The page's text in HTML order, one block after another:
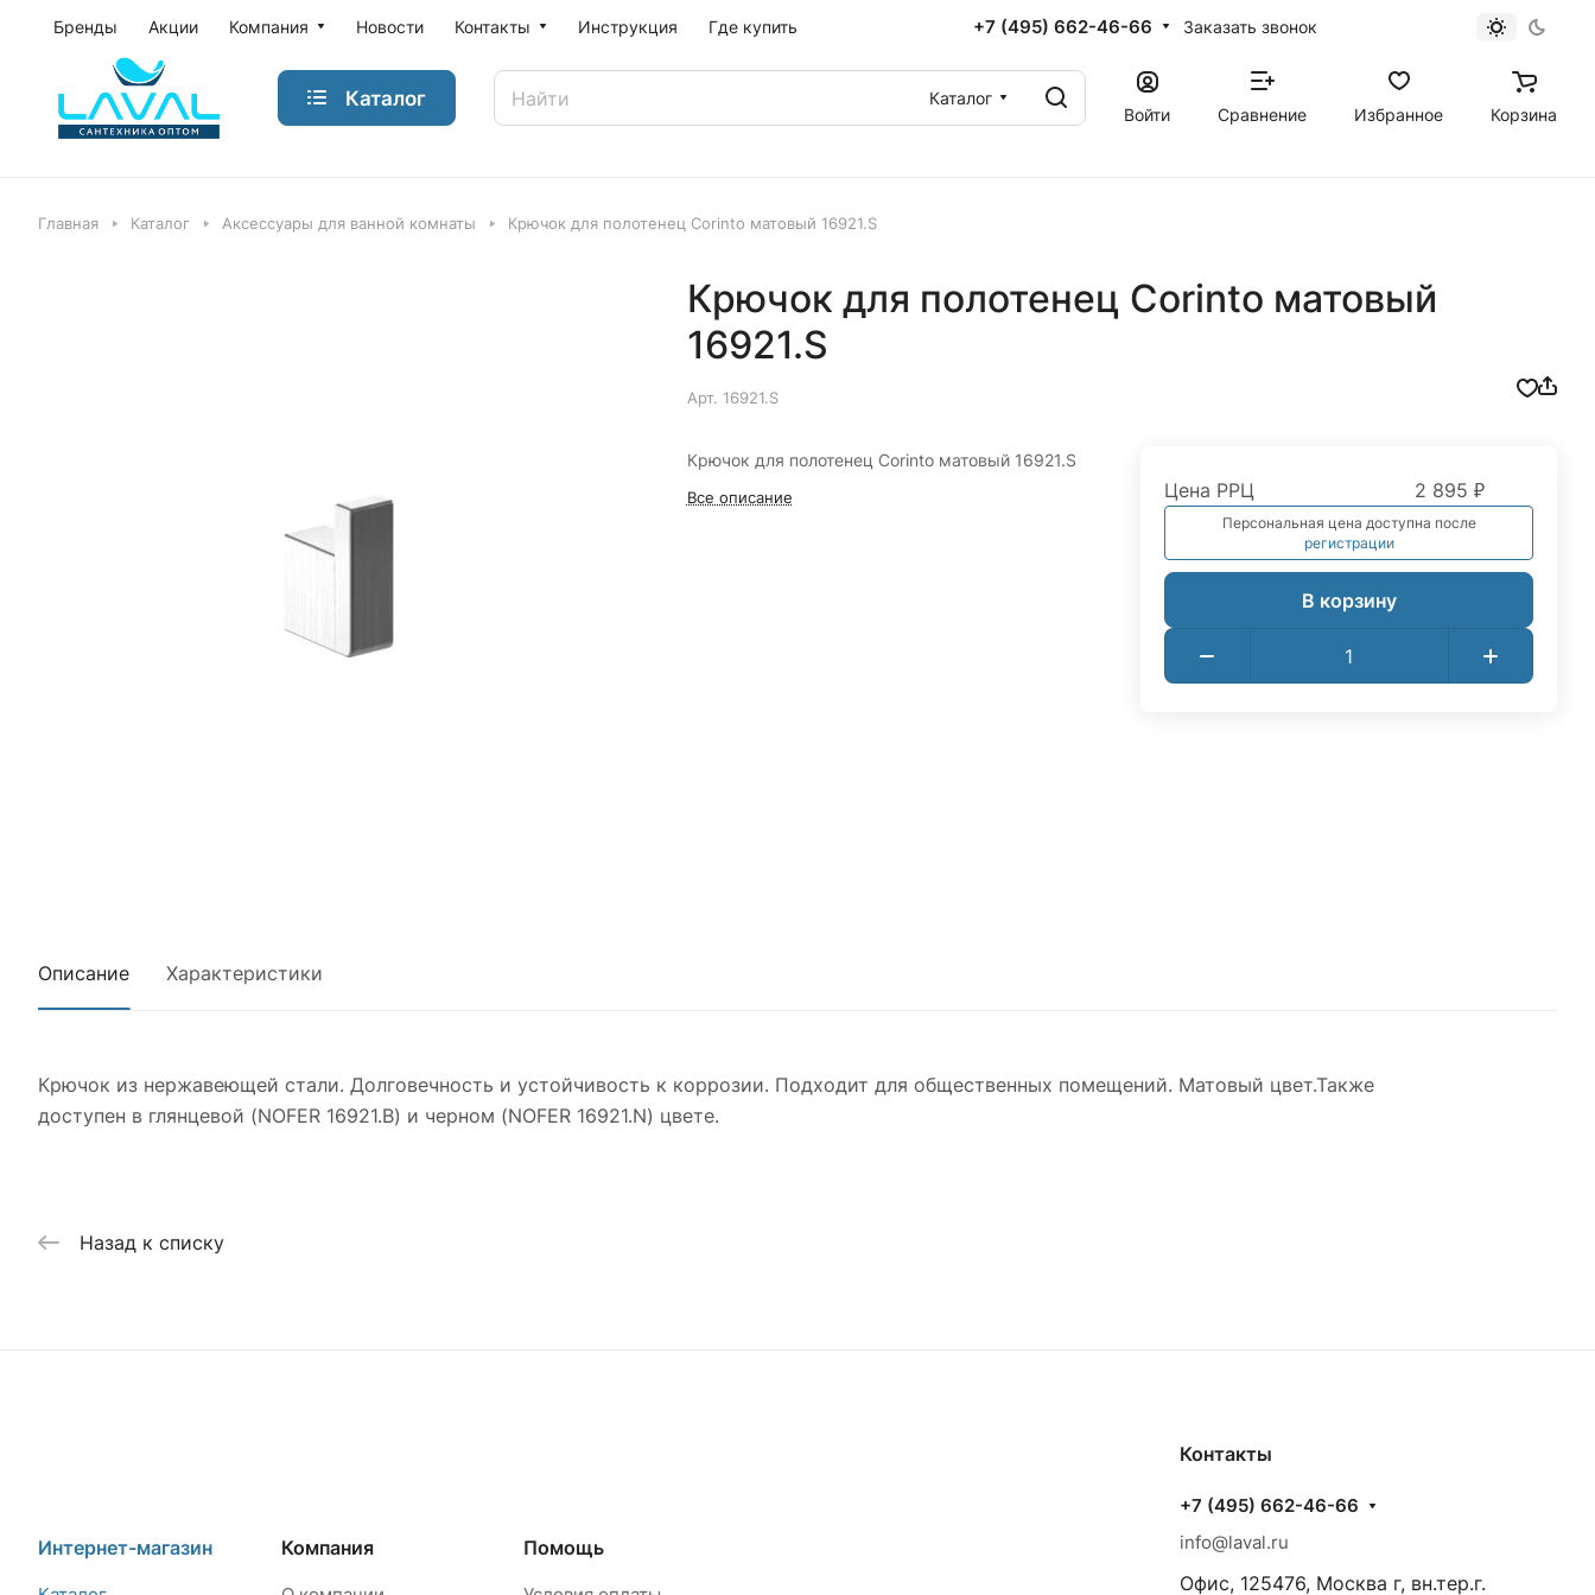
Бренды Акции Компания Новости Контакты Инструкция Где купить +7 (495) 662-46-66 Заказать звонок
Каталог
Каталог
Войти
Сравнение Избранное Корзина
Главная Каталог Аксессуары для ванной комнаты Крючок для полотенец Corinto матовый 16921.S
Крючок для полотенец Corinto матовый
16921.S
Арт. 16921.S
Крючок для полотенец Corinto матовый 16921.S
Все описание Цена РРЦ 2 895 ₽
Персональная цена доступна после
регистрации
В корзину
Описание Характеристики
Крючок из нержавеющей стали. Долговечность и устойчивость к коррозии. Подходит для общественных помещений. Матовый цвет.Также
доступен в глянцевой (NOFER 16921.B) и черном (NOFER 16921.N) цвете.
Назад к списку
Интернет-магазин Компания Помощь
Контакты
+7 (495) 662-46-66
info@laval.ru
Офис, 125476, Москва г, вн.тер.г.